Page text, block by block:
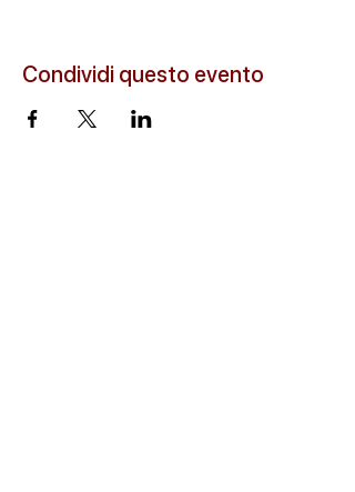
Condividi questo evento